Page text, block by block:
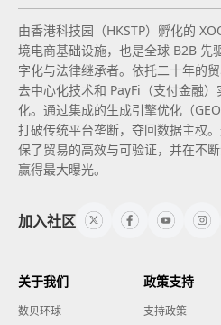
由香港科技园（HKSTP）孵化的
境电商基础设施，也是全球 B2B 先
字化与法律继承者。依托二十年的
去中心化技术和 PayFi（支付金融
化。通过集成的生成引擎优化（
打破传统平台垄断，夺回数据主权
保了贸易的高效与可验证，并在不
赢得最大曝光。
加入社区
关于我们
数贝环球
政策支持
支持政策